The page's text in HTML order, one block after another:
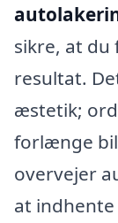
sikre, at du
resultat.
æstetik;
forlænge
overvejer
at